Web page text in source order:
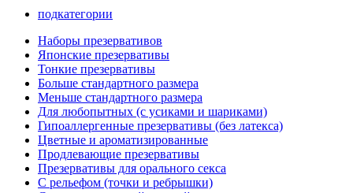
подкатегории
Наборы презервативов
Японские презервативы
Тонкие презервативы
Больше стандартного размера
Меньше стандартного размера
Для любопытных (с усиками и шариками)
Гипоаллергенные презервативы (без латекса)
Цветные и ароматизированные
Продлевающие презервативы
Презервативы для орального секса
С рельефом (точки и ребрышки)